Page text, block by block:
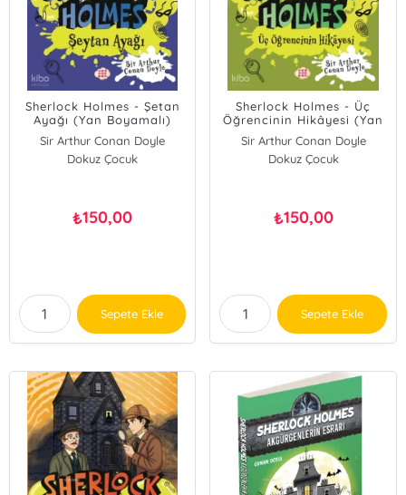
Sherlock Holmes - Şetan
Ayağı (Yan Boyamalı)
Sir Arthur Conan Doyle
Dokuz Çocuk
₺150,00
Sepete Ekle
Sherlock Holmes - Üç
Öğrencinin Hikâyesi (Yan
Boyamalı)
Sir Arthur Conan Doyle
Dokuz Çocuk
₺150,00
Sepete Ekle